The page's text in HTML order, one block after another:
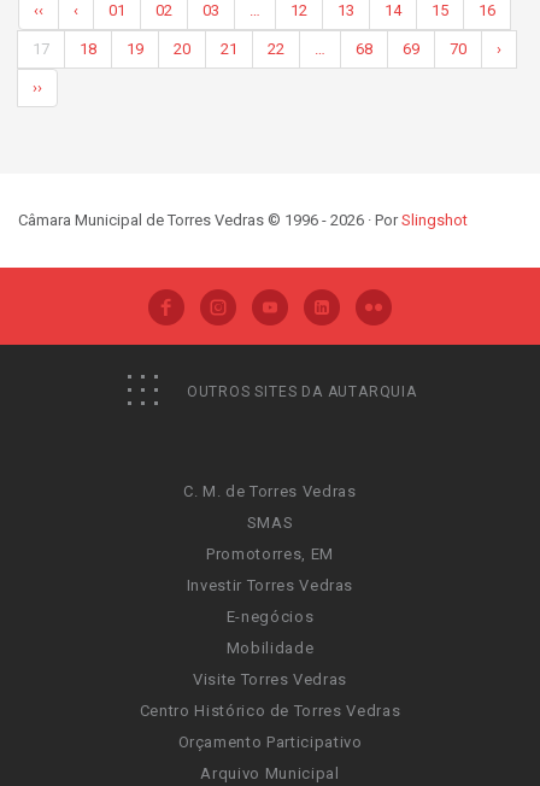
‹‹ ‹ 01 02 03 … 12 13 14 15 16
17 18 19 20 21 22 … 68 69 70 ›
››
Câmara Municipal de Torres Vedras © 1996 - 2026 · PorSlingshot
OUTROS SITES DA AUTARQUIA
C. M. de Torres Vedras
SMAS
Promotorres, EM
Investir Torres Vedras
E-negócios
Mobilidade
Visite Torres Vedras
Centro Histórico de Torres Vedras
Orçamento Participativo
Arquivo Municipal